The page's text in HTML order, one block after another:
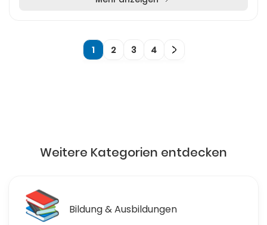
1 2 3 4
Weitere Kategorien entdecken
🛒 Einzelhandel & Einkaufen